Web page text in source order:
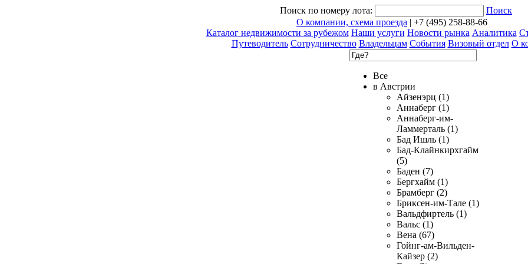
Поиск по номеру лота:
Поиск
О компании, схема проезда | +7 (495) 258-88-66
Каталог недвижимости за рубежом Наши услуги Новости рынка Аналитика
Путеводитель Сотрудничество Владельцам События Визовый отдел О
Все
в Австрии
Айзенэрц (1)
Аннаберг (1)
Аннаберг-им-
Ламмерталь (1)
Бад Ишль (1)
Бад-Клайнкирхгайм
(5)
Баден (7)
Бергхайм (1)
Брамберг (2)
Бриксен-им-Тале (1)
Вальдфиртель (1)
Вальс (1)
Вена (67)
Гойнг-ам-Вильден-
Кайзер (2)